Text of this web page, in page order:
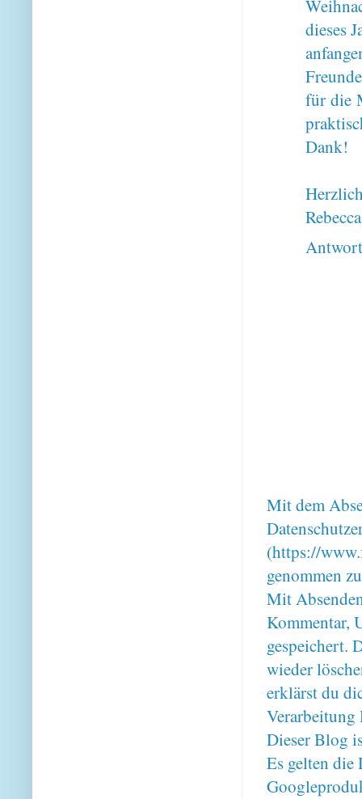
dieses
für die
Dank!
Rebecca
Mit dem
(https://
genommen
Mit
Kommentar,
gespeichert.
wieder
erklärst du
Verarbeitung
Dieser Blog
Es gelten